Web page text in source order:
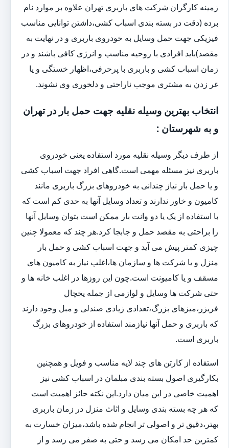
زمینه کارگران شرکت های باربری تهران علاوه بر موارد نام
برده (دقت در بسته بندی اسباب کشی،داشتن توانایی مناسب
فیزیکی جهت حمل وسایل به خودروی باربری و در نهایت به
مقصد)باید افرادی با روحیه مناسب و انرژی کافی باشند و در
زمان اسباب کشی و باربری با پرحرفی،اظهار خستگی و یا
غر زدن به مشتری موجب ناراحتی و دلخوری وی نشوند.
انتخاب بهترین وسیله نقلیه جهت حمل بار در تهران
و به شهرستان :
از طرف دیگر وسیله نقلیه مورد استفاده یعنی خودروی
باربری نیز مسئله مهمی است.گاهی افراد جهت اسباب کشی
و یا حمل بار نیاز چندانی به خودروهای بزرگ باربری مانند
کامیون و خاور ندارند و تعداد وسایل آنها به حدی کم است که
با استفاده از یک یا دو وانت بار ممکن است بتوان وسایل آنها
را براحتی به مقصد حمل و جابجا کرد.هر چند که معمولا چنین
چیزی کمتر پیش می آید و جهت اسباب کشی و حمل بار
منزل و یا شرکت ها و سازمان ها،اغلب نیاز به کامیون های
مسقف و یا کامیونت است.چون این روزها در اغلب خانه ها و
حتی شرکت ها وسایل و لوازمی از جمله یخچال
فریزر،میزهای بزرگ،تعدادی زیادی صندلی و مبل وجود دارند
که باربری و حمل آنها نیازمند استفاده از خودروهای بزرگ
باربری است.
استفاده از کارتن های چند لایه مناسب و فویل و همچنین
بکارگیری اصول بسته بندی مبلمان در اسباب کشی نیز
اهمیت خاصی در این میان دارد.این نکته حائز اهمیت است
که هر چه بسته بندی وسایل و اثاث منزل در زمان باربری
بهتر،دقیق تر و اصولی تر انجام شده باشد،میزان خسارت به
کمترین حد امکان می رسد و حتی به صفر می رسد و از